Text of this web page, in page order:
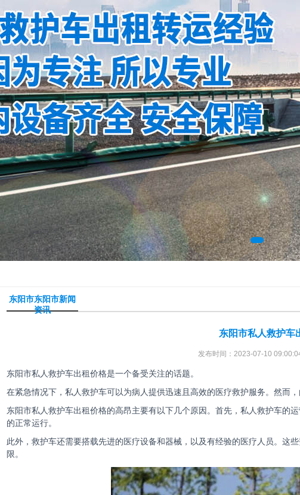
东阳市东阳市新闻
资讯
东阳市私人救护车
发布时间：2023-07-10
东阳市私人救护车出租价格是一个备受关注的话题。
在紧急情况下，私人救护车可以为病人提供迅速且高效的医疗救护服务。然而
东阳市私人救护车出租价格的高昂主要有以下几个原因。首先，私人救护车的
的正常运行。
此外，救护车还需要搭载先进的医疗设备和器械，以及有经验的医疗人员。这
限。